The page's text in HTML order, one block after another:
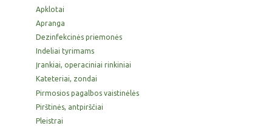
Apklotai
Apranga
Dezinfekcinės priemonės
Indeliai tyrimams
Įrankiai, operaciniai rinkiniai
Kateteriai, zondai
Pirmosios pagalbos vaistinėlės
Pirštinės, antpirščiai
Pleistrai